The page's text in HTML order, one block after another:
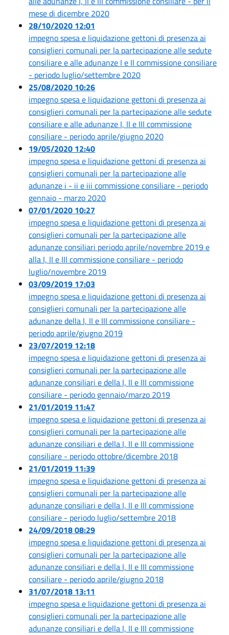
mese di dicembre 2020
28/10/2020 12:01
impegno spesa e liquidazione gettoni di presenza ai
consiglieri comunali per la partecipazione alle sedute
consiliare e alle adunanze I e II commissione consiliare
- periodo luglio/settembre 2020
25/08/2020 10:26
impegno spesa e liquidazione gettoni di presenza ai
consiglieri comunali per la partecipazione alle sedute
consiliare e alle adunanze I, II e III commissione
consiliare - periodo aprile/giugno 2020
19/05/2020 12:40
impegno spesa e liquidazione gettoni di presenza ai
consiglieri comunali per la partecipazione alle
adunanze i - ii e iii commissione consiliare - periodo
gennaio - marzo 2020
07/01/2020 10:27
impegno spesa e liquidazione gettoni di presenza ai
consiglieri comunali per la partecipazione alle
adunanze consiliari periodo aprile/novembre 2019 e
alla I, II e III commissione consiliare - periodo
luglio/novembre 2019
03/09/2019 17:03
impegno spesa e liquidazione gettoni di presenza ai
consiglieri comunali per la partecipazione alle
adunanze della I, II e III commissione consiliare -
periodo aprile/giugno 2019
23/07/2019 12:18
impegno spesa e liquidazione gettoni di presenza ai
consiglieri comunali per la partecipazione alle
adunanze consiliari e della I, II e III commissione
consiliare - periodo gennaio/marzo 2019
21/01/2019 11:47
impegno spesa e liquidazione gettoni di presenza ai
consiglieri comunali per la partecipazione alle
adunanze consiliari e della I, II e III commissione
consiliare - periodo ottobre/dicembre 2018
21/01/2019 11:39
impegno spesa e liquidazione gettoni di presenza ai
consiglieri comunali per la partecipazione alle
adunanze consiliari e della I, II e III commissione
consiliare - periodo luglio/settembre 2018
24/09/2018 08:29
impegno spesa e liquidazione gettoni di presenza ai
consiglieri comunali per la partecipazione alle
adunanze consiliari e della I, II e III commissione
consiliare - periodo aprile/giugno 2018
31/07/2018 13:11
impegno spesa e liquidazione gettoni di presenza ai
consiglieri comunali per la partecipazione alle
adunanze consiliari e della I, II e III commissione